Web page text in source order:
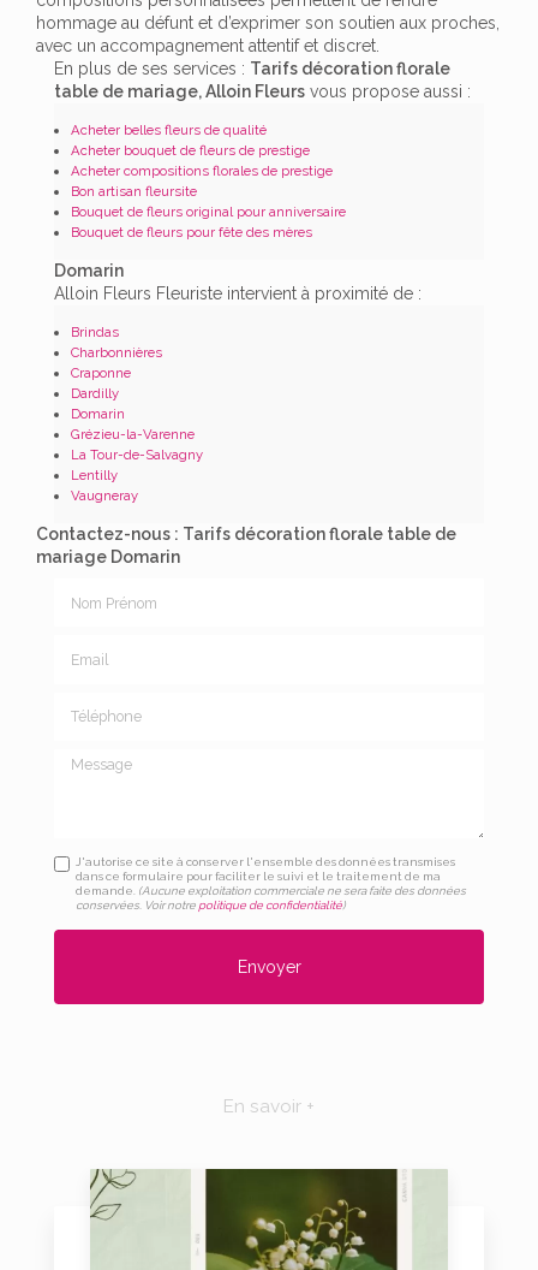
hommage au défunt et d’exprimer son soutien aux proches,
avec un accompagnement attentif et discret.
En plus de ses services : Tarifs décoration florale
table de mariage, Alloin Fleurs vous propose aussi :
Acheter belles fleurs de qualité
Acheter bouquet de fleurs de prestige
Acheter compositions florales de prestige
Bon artisan fleursite
Bouquet de fleurs original pour anniversaire
Bouquet de fleurs pour fête des mères
Domarin
Alloin Fleurs Fleuriste intervient à proximité de :
Brindas
Charbonnières
Craponne
Dardilly
Domarin
Grézieu-la-Varenne
La Tour-de-Salvagny
Lentilly
Vaugneray
Contactez-nous : Tarifs décoration florale table de
mariage Domarin
Message
J'autorise ce site à conserver l'ensemble des données transmises
dans ce formulaire pour faciliter le suivi et le traitement de ma
demande. (Aucune exploitation commerciale ne sera faite des données
conservées. Voir notre politique de confidentialité)
En savoir +